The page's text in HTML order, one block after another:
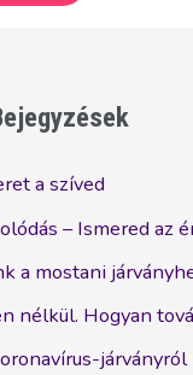
a szíved
– Ismered az
a mostani
nélkül. Hogyan